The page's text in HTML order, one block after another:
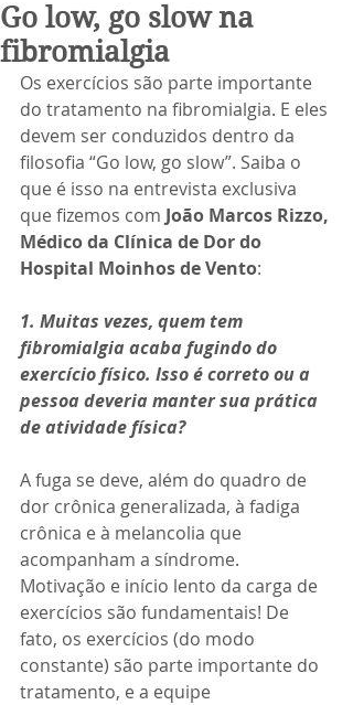
Go low, go slow na
fibromialgia
Os exercícios são parte importante
do tratamento na fibromialgia. E eles
devem ser conduzidos dentro da
filosofia “Go low, go slow”. Saiba o
que é isso na entrevista exclusiva
que fizemos com João Marcos Rizzo,
Médico da Clínica de Dor do
Hospital Moinhos de Vento:
1. Muitas vezes, quem tem
fibromialgia acaba fugindo do
exercício físico. Isso é correto ou a
pessoa deveria manter sua prática
de atividade física?
A fuga se deve, além do quadro de
dor crônica generalizada, à fadiga
crônica e à melancolia que
acompanham a síndrome.
Motivação e início lento da carga de
exercícios são fundamentais! De
fato, os exercícios (do modo
constante) são parte importante do
tratamento, e a equipe